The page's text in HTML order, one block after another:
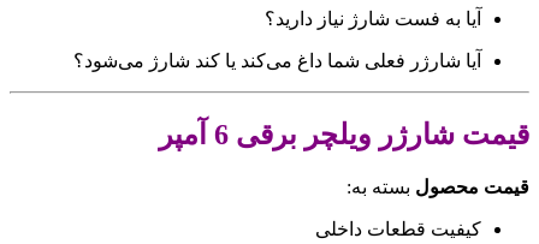
آیا به فست شارژ نیاز دارید؟
آیا شارژر فعلی شما داغ می‌کند یا کند شارژ می‌شود؟
قیمت شارژر ویلچر برقی 6 آمپر
قیمت محصول بسته به:
کیفیت قطعات داخلی